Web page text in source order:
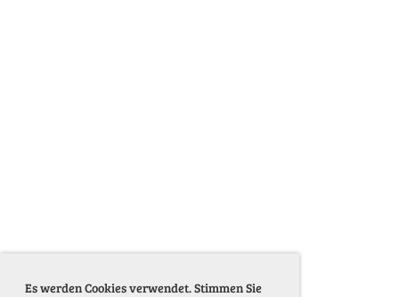
Es werden Cookies verwendet. Stimmen Sie